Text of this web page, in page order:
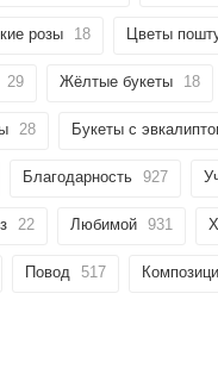
розы 18 Цветы
29 Жёлтые букеты 18
28 Букеты с
Благодарность 927
22 Любимой 931
Повод 517